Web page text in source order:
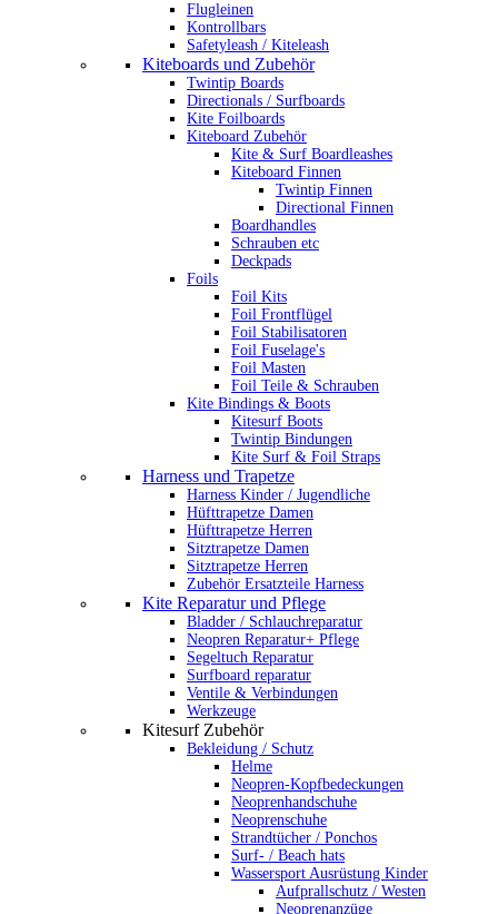
Flugleinen
Kontrollbars
Safetyleash / Kiteleash
Kiteboards und Zubehör
Twintip Boards
Directionals / Surfboards
Kite Foilboards
Kiteboard Zubehör
Kite & Surf Boardleashes
Kiteboard Finnen
Twintip Finnen
Directional Finnen
Boardhandles
Schrauben etc
Deckpads
Foils
Foil Kits
Foil Frontflügel
Foil Stabilisatoren
Foil Fuselage's
Foil Masten
Foil Teile & Schrauben
Kite Bindings & Boots
Kitesurf Boots
Twintip Bindungen
Kite Surf & Foil Straps
Harness und Trapetze
Harness Kinder / Jugendliche
Hüfttrapetze Damen
Hüfttrapetze Herren
Sitztrapetze Damen
Sitztrapetze Herren
Zubehör Ersatzteile Harness
Kite Reparatur und Pflege
Bladder / Schlauchreparatur
Neopren Reparatur+ Pflege
Segeltuch Reparatur
Surfboard reparatur
Ventile & Verbindungen
Werkzeuge
Kitesurf Zubehör
Bekleidung / Schutz
Helme
Neopren-Kopfbedeckungen
Neoprenhandschuhe
Neoprenschuhe
Strandtücher / Ponchos
Surf- / Beach hats
Wassersport Ausrüstung Kinder
Aufprallschutz / Westen
Neoprenanzüge